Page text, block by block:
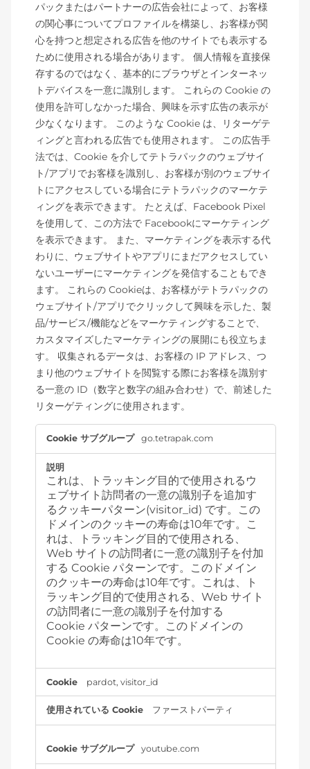
パックまたはパートナーの広告会社によって、お客様
の関心事についてプロファイルを構築し、お客様が関
心を持つと想定される広告を他のサイトでも表示する
ために使用される場合があります。 個人情報を直接保
存するのではなく、基本的にブラウザとインターネッ
トデバイスを一意に識別します。 これらの Cookie の
使用を許可しなかった場合、興味を示す広告の表示が
少なくなります。 このような Cookie は、リターゲテ
ィングと言われる広告でも使用されます。 この広告手
法では、Cookie を介してテトラパックのウェブサイ
ト/アプリでお客様を識別し、お客様が別のウェブサイ
トにアクセスしている場合にテトラパックのマーケテ
ィングを表示できます。 たとえば、Facebook Pixel
を使用して、この方法で Facebookにマーケティング
を表示できます。 また、マーケティングを表示する代
わりに、ウェブサイトやアプリにまだアクセスしてい
ないユーザーにマーケティングを発信することもでき
ます。 これらの Cookieは、お客様がテトラパックの
ウェブサイト/アプリでクリックして興味を示した、製
品/サービス/機能などをマーケティングすることで、
カスタマイズしたマーケティングの展開にも役立ちま
す。 収集されるデータは、お客様の IP アドレス、つ
まり他のウェブサイトを閲覧する際にお客様を識別す
る一意の ID（数字と数字の組み合わせ）で、前述した
リターゲティングに使用されます。
タ
ゲ
Cookie
go.tetrapak.com
これは、トラッキング目的で使用されるウ
ェブサイト訪問者の一意の識別子を追加す
るクッキーパターン(visitor_id) です。この
ドメインのクッキーの寿命は10年です。こ
れは、トラッキング目的で使用される、
Web サイトの訪問者に一意の識別子を付加
する Cookie パターンです。このドメイン
のクッキーの寿命は10年です。これは、ト
ラッキング目的で使用される、Web サイト
の訪問者に一意の識別子を付加する
Cookie パターンです。このドメインの
Cookie の寿命は10年です。
pardot,visitor_id
ファーストパーティ
youtube.com